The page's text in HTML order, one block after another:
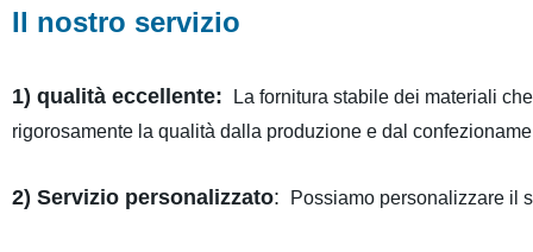
Il nostro servizio
1) qualità eccellente:
La fornitura stabile dei materiali
rigorosamente la qualità dalla produzione e dal
2) Servizio personalizzato: Possiamo personalizzare il